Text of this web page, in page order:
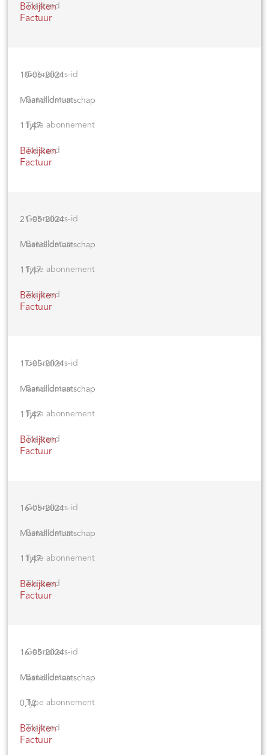
Bekijken
Factuur
10-06-2024
Maandlidmaatschap
11,47
Bekijken
Factuur
21-05-2024
Maandlidmaatschap
11,47
Bekijken
Factuur
17-05-2024
Maandlidmaatschap
11,47
Bekijken
Factuur
16-05-2024
Maandlidmaatschap
11,47
Bekijken
Factuur
16-05-2024
Maandlidmaatschap
0,12
Bekijken
Factuur